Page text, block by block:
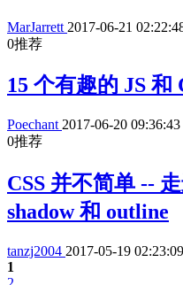
MarJarrett 2017-06-21
0推荐
15 个有趣的 JS 和
Poechant 2017-06-20 09:36:43
0推荐
CSS 并不简单 --
shadow 和 outline
tanzj2004 2017-05-19 02:23:09
1